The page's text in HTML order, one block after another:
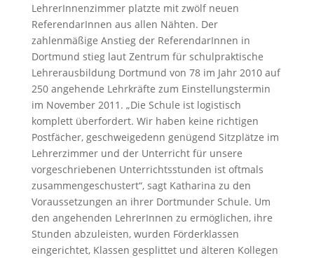
LehrerInnenzimmer platzte mit zwölf neuen
ReferendarInnen aus allen Nähten. Der
zahlenmäßige Anstieg der ReferendarInnen in
Dortmund stieg laut Zentrum für schulpraktische
Lehrerausbildung Dortmund von 78 im Jahr 2010 auf
250 angehende Lehrkräfte zum Einstellungstermin
im November 2011. „Die Schule ist logistisch
komplett überfordert. Wir haben keine richtigen
Postfächer, geschweigedenn genügend Sitzplätze im
Lehrerzimmer und der Unterricht für unsere
vorgeschriebenen Unterrichtsstunden ist oftmals
zusammengeschustert“, sagt Katharina zu den
Voraussetzungen an ihrer Dortmunder Schule. Um
den angehenden LehrerInnen zu ermöglichen, ihre
Stunden abzuleisten, wurden Förderklassen
eingerichtet, Klassen gesplittet und älteren Kollegen